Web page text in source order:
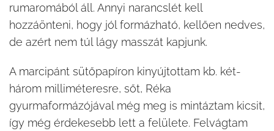
rumaromából áll. Annyi narancslét kell
hozzáönteni, hogy jól formázható, kellően nedves,
de azért nem túl lágy masszát kapjunk.
A marcipánt sütőpapíron kinyújtottam kb. két-
három milliméteresre, sőt, Réka
gyurmaformázójával még meg is mintáztam kicsit,
így még érdekesebb lett a felülete. Felvágtam